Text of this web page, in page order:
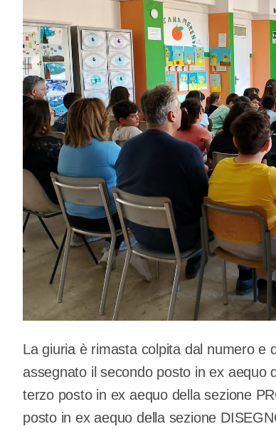
La giuria è rimasta colpita dal numero e
assegnato il secondo posto in ex aequo
terzo posto in ex aequo della sezione
posto in ex aequo della sezione